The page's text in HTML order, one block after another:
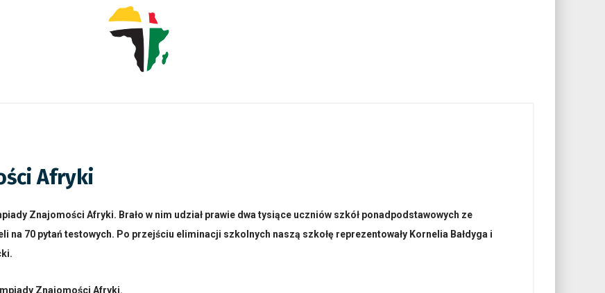
Afryki
Znajomości Afryki. Brało w nim udział prawie dwa tysiące uczniów szkół ponadpodstawowych ze
70 pytań testowych. Po przejściu eliminacji szkolnych naszą szkołę reprezentowały Kornelia Bałdyga i
Znajomości Afryki.